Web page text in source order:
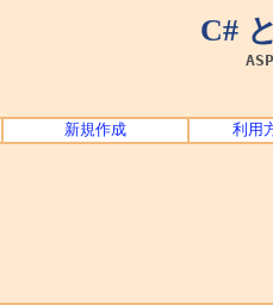
C#
新規作成 利用